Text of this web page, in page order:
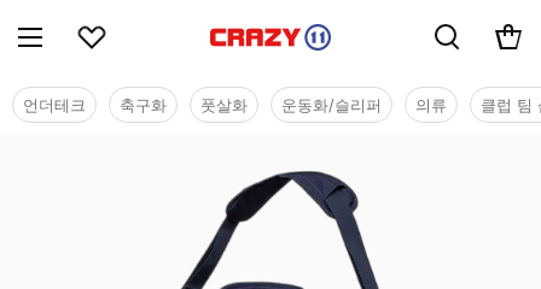
언더테크 축구화 풋살화 운동화/슬리퍼 의류 클럽 팀